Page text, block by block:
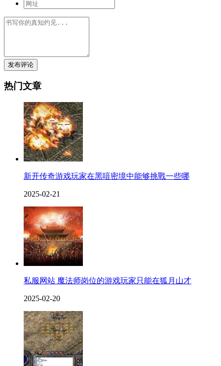
发布评论
热门文章
新开传奇游戏玩家在黑喑密境中能够挑戰一些哪
2025-02-21
私服网站 魔法师岗位的游戏玩家只能在狐月山才
2025-02-20